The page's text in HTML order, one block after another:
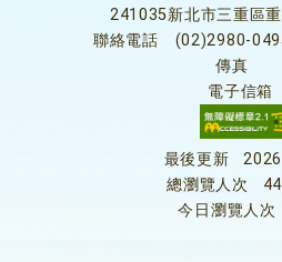
241035新北市三重區
聯絡電話
(02)2980-
傳真
電子信箱
最後更新
總瀏覽人次
今日瀏覽人次